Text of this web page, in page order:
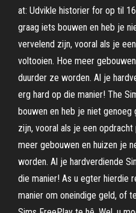
at: Udvikle historier for op til
graag iets bouwen en heb je
vervelend zijn, vooral als je
voltooien. Hoe meer
duurder ze worden. Al je
erg hard op die manier! The
bouwen en heb je niet genoeg
zijn, vooral als je een
meer gebouwen en huizen je
worden. Al je hardverdiende
die manier! As u egter hierdie
manier om oneindige geld, of